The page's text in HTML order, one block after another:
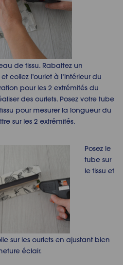
de tissu. Rabattez un
collez l’ourlet à l’intérieur du
pour les 2 extrémités du
des ourlets. Posez votre tube
pour mesurer la longueur du
sur les 2 extrémités.
Posez le
tube sur
le tissu et
sur les ourlets en ajustant bien
éclair.